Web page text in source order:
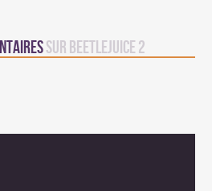
sur Beetlejuice 2